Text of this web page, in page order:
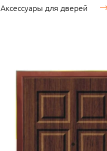
Аксессуары для дверей